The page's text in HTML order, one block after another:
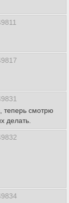
теперь смотрю
делать.